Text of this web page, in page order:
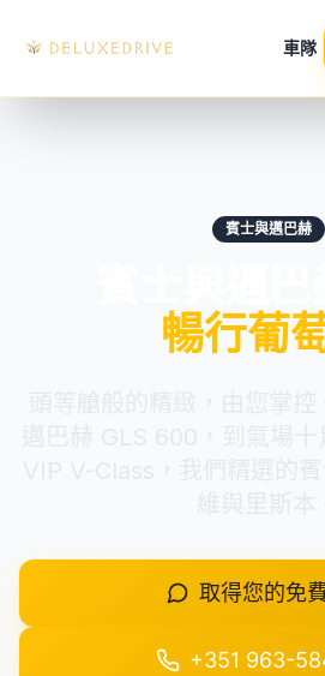
車隊
賓士與邁巴赫
暢行葡
取得您的免
+351 963-